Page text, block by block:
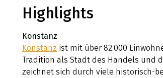
Highlights
Konstanz
Konstanz ist mit über 82.000
Tradition als Stadt des Handels und
zeichnet sich durch viele historisch-